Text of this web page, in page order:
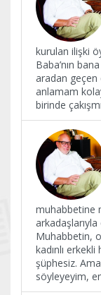
kurulan ilişki
Baba’nın
aradan geçen
anlamam
birinde
muhabbetine
Muhabbetin,
kadınlı
şüphesiz.
söyleyeyim,